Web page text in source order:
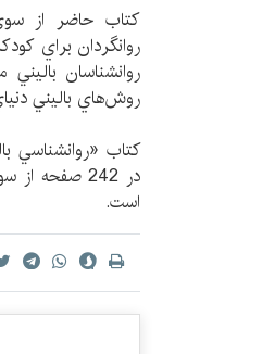
روانگردان براي
روانشناسان
روش‌هاي باليني
کتاب «روانشناسي
در 242 صفحه
است.